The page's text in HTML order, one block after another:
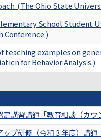
(The Ohio State
School Student
Conference.)
teaching examples on
for Behavior Analysis.)
講習講師「教育相談（カ
プ研修（令和３年度）講師